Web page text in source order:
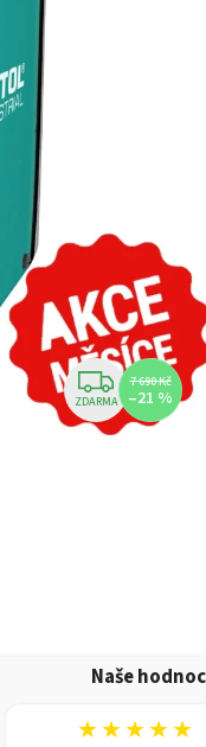
ZDARMA
7 690 Kč
–21 %
Naše
★★★★★